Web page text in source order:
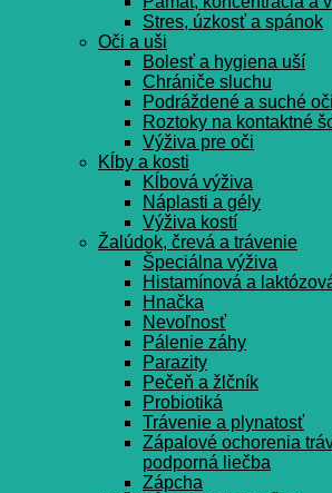
Stres, úzkosť a spánok
Oči a uši
Bolesť a hygiena uší
Chrániče sluchu
Podráždené a suché oči
Roztoky na kontaktné
Výživa pre oči
Kĺby a kosti
Kĺbová výživa
Náplasti a gély
Výživa kostí
Žalúdok, črevá a trávenie
Špeciálna výživa
Histamínová a
Hnačka
Nevoľnosť
Pálenie záhy
Parazity
Pečeň a žlčník
Probiotiká
Trávenie a plynatosť
Zápalové ochorenia
podporná liečba
Zápcha